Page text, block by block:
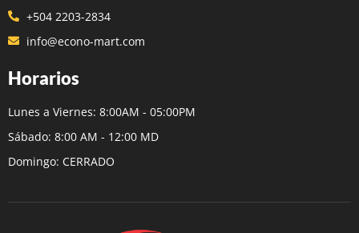
+504 2203-2834
info@econo-mart.com
Horarios
Lunes a Viernes: 8:00AM - 05:00PM
Sábado: 8:00 AM - 12:00 MD
Domingo: CERRADO